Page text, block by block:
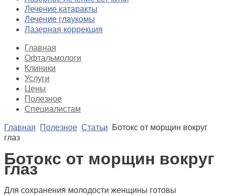
Лечение катаракты
Лечение глаукомы
Лазерная коррекция
Главная
Офтальмологи
Клиники
Услуги
Цены
Полезное
Специалистам
Главная Полезное Статьи
Ботокс от морщин вокруг
глаз
Ботокс от морщин вокруг
глаз
Для сохранения молодости женщины готовы